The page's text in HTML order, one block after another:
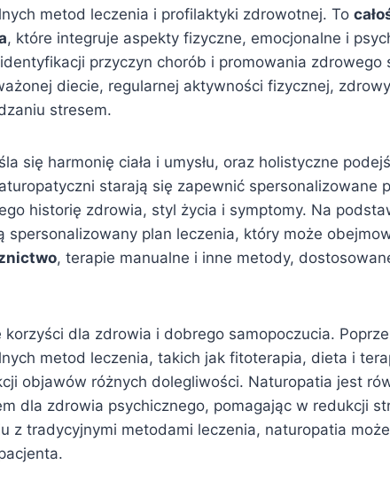
metod leczenia i profilaktyki zdrowotnej. To
, które integruje aspekty fizyczne, emocjonalne i
przyczyn chorób i promowania zdrowego
diecie, regularnej aktywności fizycznej,
stresem.
się harmonię ciała i umysłu, oraz holistyczne
starają się zapewnić spersonalizowane
historię zdrowia, styl życia i symptomy. Na
spersonalizowany plan leczenia, który może
, terapie manualne i inne metody,
dla zdrowia i dobrego samopoczucia.
metod leczenia, takich jak fitoterapia, dieta i
objawów różnych dolegliwości. Naturopatia jest
dla zdrowia psychicznego, pomagając w redukcji
z tradycyjnymi metodami leczenia, naturopatia